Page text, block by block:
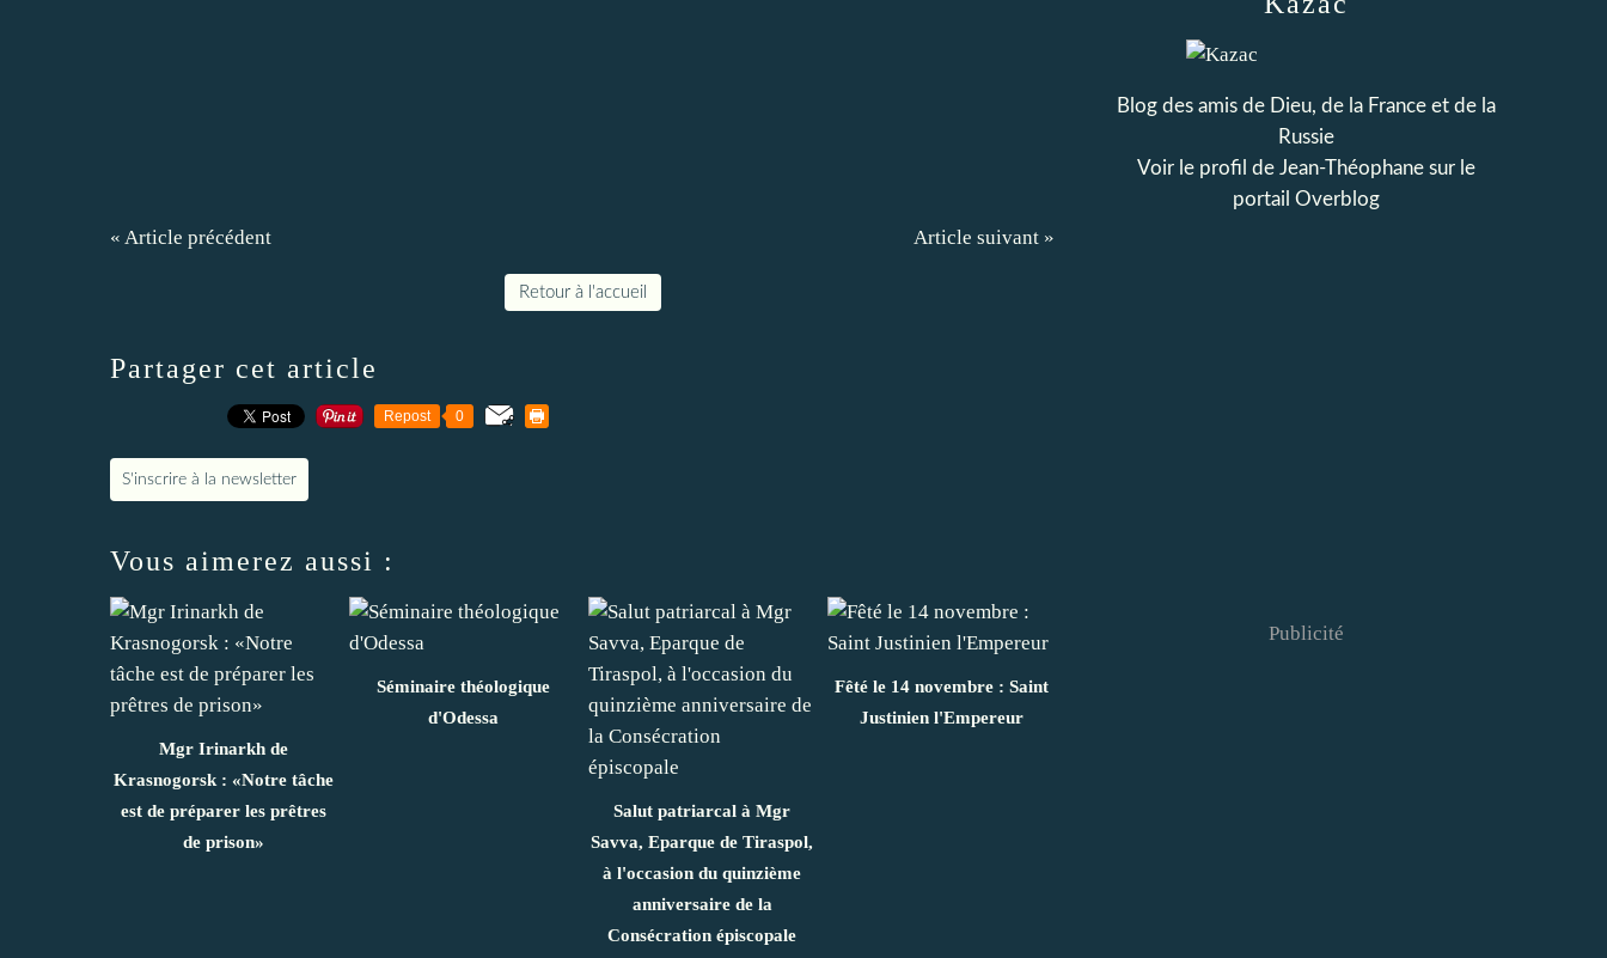
« Article précédent Article suivant »
Retour à l'accueil
Partager cet article
Repost 0
S'inscrire à la newsletter
Vous aimerez aussi :
Mgr Irinarkh de
Krasnogorsk : «Notre tâche
est de préparer les prêtres
de prison»
Séminaire théologique
d'Odessa
Salut patriarcal à Mgr
Savva, Eparque de Tiraspol,
à l'occasion du quinzième
anniversaire de la
Consécration épiscopale
Fêté le 14 novembre : Saint
Justinien l'Empereur
Blog des amis de Dieu, de la France et de la
Russie
Voir le profil de Jean-Théophanesur le
portail Overblog
Publicité